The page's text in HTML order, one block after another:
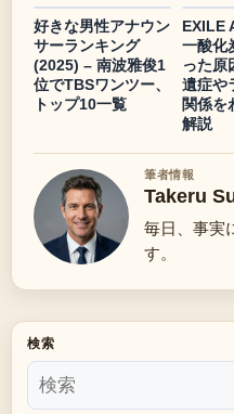
好きな男性アナウン
サーランキング
(2025) – 南波雅俊1
位でTBSワンツー、
トップ10一覧
EXILE
一酸化
った原
遺症や
関係を
解説
筆者情報
Takeru
毎日、事実
す。
検索